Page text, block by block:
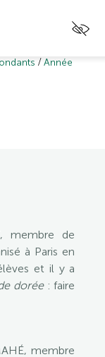
/Année
membre de
à Paris en
et il y a
dorée: faire
membre